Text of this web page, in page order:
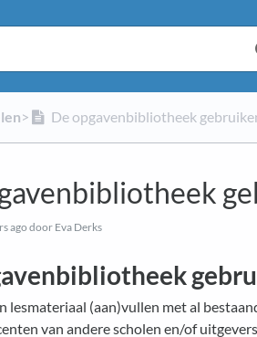
​>​ De opgavenbibliotheek
ago door Eva Derks
lesmateriaal (aan)vullen met al
van andere scholen en/of